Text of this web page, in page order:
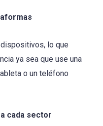
lo que
ya sea que use una
o un teléfono
cada sector